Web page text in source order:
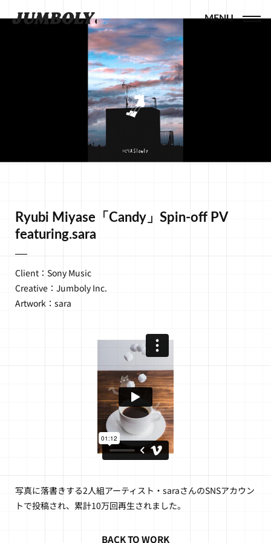
MENU
Ryubi Miyase「Candy」Spin-off PV
featuring.sara
Client：Sony Music
Creative：Jumboly Inc.
Artwork：sara
写真に落書きする2人組アーティスト・saraさんのSNSアカウン
トで投稿され、累計10万回再生されました。
BACK TO WORK